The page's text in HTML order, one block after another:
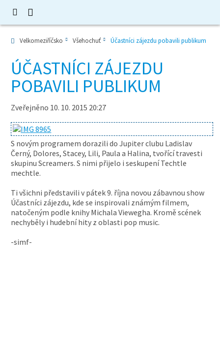
Velkomeziříčsko Všehochuť Účastníci zájezdu pobavili publikum
ÚČASTNÍCI ZÁJEZDU
POBAVILI PUBLIKUM
Zveřejněno 10. 10. 2015 20:27
S novým programem dorazili do Jupiter clubu Ladislav
Černý, Dolores, Stacey, Lili, Paula a Halina, tvořící travesti
skupinu Screamers. S nimi přijelo i seskupení Techtle
mechtle.
Ti všichni představili v pátek 9. října novou zábavnou show
Účastníci zájezdu, kde se inspirovali známým filmem,
natočeným podle knihy Michala Viewegha. Kromě scének
nechyběly i hudební hity z oblasti pop music.
-simf-